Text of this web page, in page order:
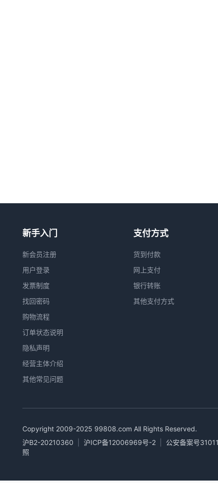
新手入门
新会员注册
用户登录
发票制度
找回密码
购物流程
订单状态说明
隐私声明
经营主体介绍
其他常见问题
支付方式
货到付款
网上支付
银行转账
其他支付方式
Copyright 2009-2025 99808.com All Rights Reserved.
沪B2-20210360
沪ICP备12006969号-2
公安备案号
照